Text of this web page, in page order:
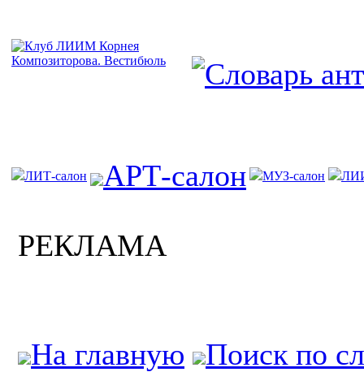
ЛИТ-салон АРТ-салон МУЗ-салон
РЕКЛАМА
На главную
Поиск по